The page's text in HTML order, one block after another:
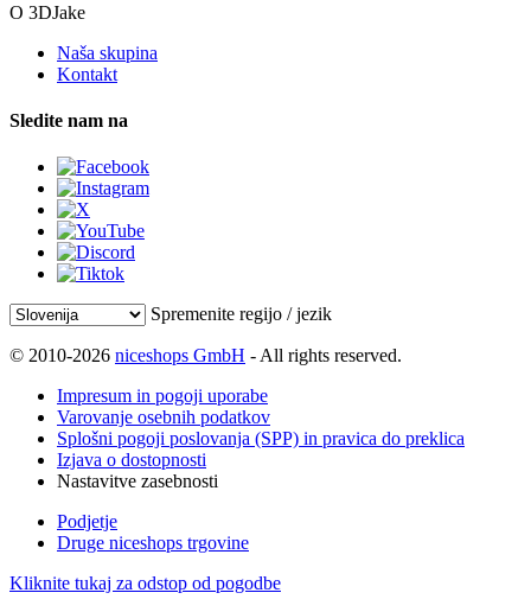
O 3DJake
Naša skupina
Kontakt
Sledite nam na
Spremenite regijo / jezik
© 2010-2026 niceshops GmbH - All rights reserved.
Impresum in pogoji uporabe
Varovanje osebnih podatkov
Splošni pogoji poslovanja (SPP) in pravica do preklica
Izjava o dostopnosti
Nastavitve zasebnosti
Podjetje
Druge niceshops trgovine
Kliknite tukaj za odstop od pogodbe